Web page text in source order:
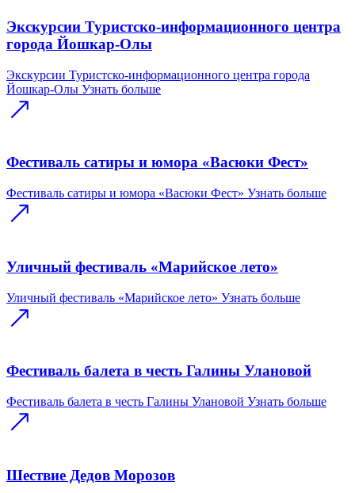
Экскурсии Туристско-информационного центра
города Йошкар-Олы
Экскурсии Туристско-информационного центра города
Йошкар-Олы Узнать больше
Фестиваль сатиры и юмора «Васюки Фест»
Фестиваль сатиры и юмора «Васюки Фест» Узнать больше
Уличный фестиваль «Марийское лето»
Уличный фестиваль «Марийское лето» Узнать больше
Фестиваль балета в честь Галины Улановой
Фестиваль балета в честь Галины Улановой Узнать больше
Шествие Дедов Морозов